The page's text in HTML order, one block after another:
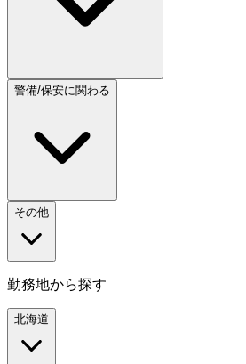
警備/保安に関わる
その他
勤務地から探す
北海道